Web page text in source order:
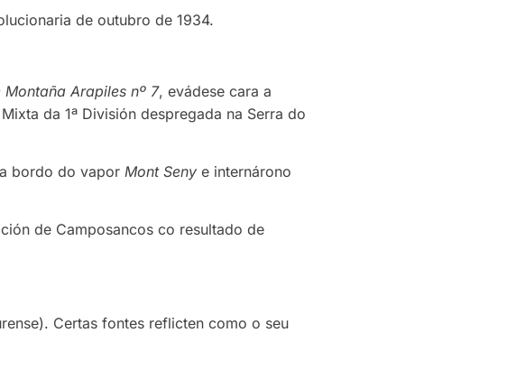
de outubro de 1934.
Montaña Arapiles nº 7, evádese cara a
da 1ª División despregada na Serra do
bordo do vapor Mont Seny e internárono
de Camposancos co resultado de
Certas fontes reflicten como o seu